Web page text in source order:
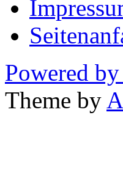
Powered
Theme by